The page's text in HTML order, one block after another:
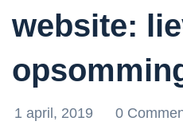
website:
1 april, 2019 0